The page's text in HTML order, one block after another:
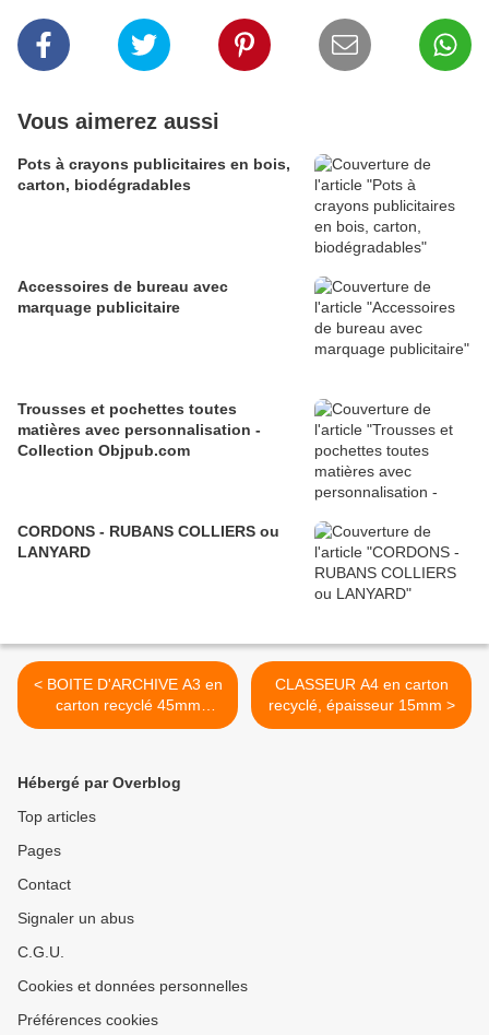
Vous aimerez aussi
Pots à crayons publicitaires en bois,
carton, biodégradables
Accessoires de bureau avec
marquage publicitaire
Trousses et pochettes toutes
matières avec personnalisation -
Collection Objpub.com
CORDONS - RUBANS COLLIERS ou
LANYARD
< BOITE D'ARCHIVE A3 en
carton recyclé 45mm
d'épaisseur
CLASSEUR A4 en carton
recyclé, épaisseur 15mm >
Hébergé par Overblog
Top articles
Pages
Contact
Signaler un abus
C.G.U.
Cookies et données personnelles
Préférences cookies